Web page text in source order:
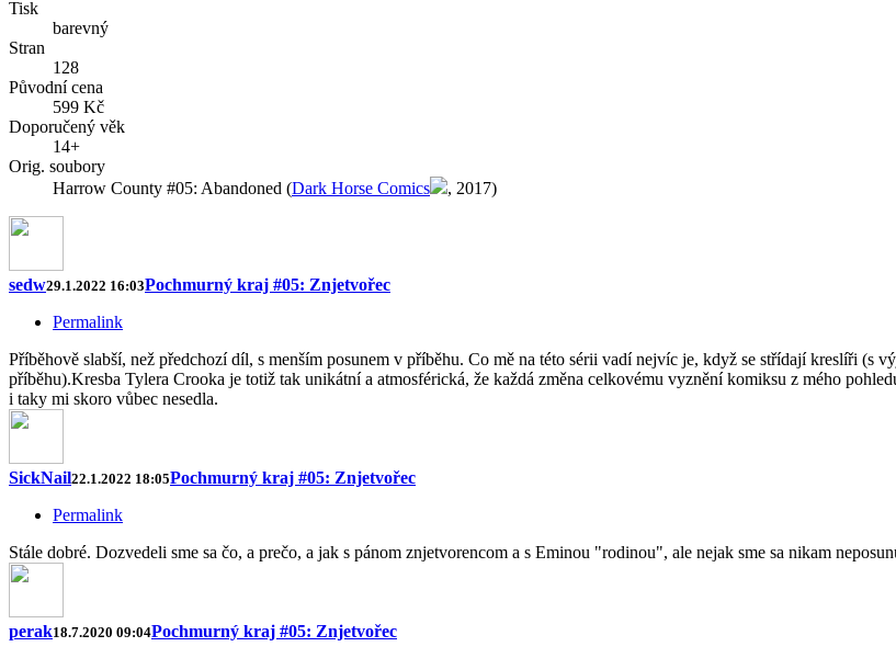
Tisk
barevný
Stran
128
Původní cena
599 Kč
Doporučený věk
14+
Orig. soubory
Harrow County #05: Abandoned (Dark Horse Comics , 2017)
sedw29.1.2022 16:03Pochmurný kraj #05: Znjetvořec
Permalink
Příběhově slabší, než předchozí díl, s menším posunem v příběhu. Co mě na této sérii vadí nejvíc je, když se střídají kreslíři
příběhu).Kresba Tylera Crooka je totiž tak unikátní a atmosférická, že každá změna celkovému vyznění komiksu z mého
i taky mi skoro vůbec nesedla.
SickNail22.1.2022 18:05Pochmurný kraj #05: Znjetvořec
Permalink
Stále dobré. Dozvedeli sme sa čo, a prečo, a jak s pánom znjetvorencom a s Eminou "rodinou", ale nejak sme sa nikam
perak18.7.2020 09:04Pochmurný kraj #05: Znjetvořec